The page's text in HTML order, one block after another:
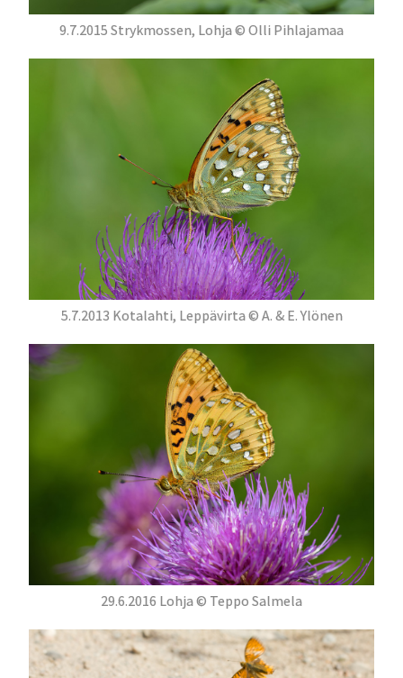
9.7.2015 Strykmossen, Lohja © Olli Pihlajamaa
5.7.2013 Kotalahti, Leppävirta © A. & E. Ylönen
29.6.2016 Lohja © Teppo Salmela